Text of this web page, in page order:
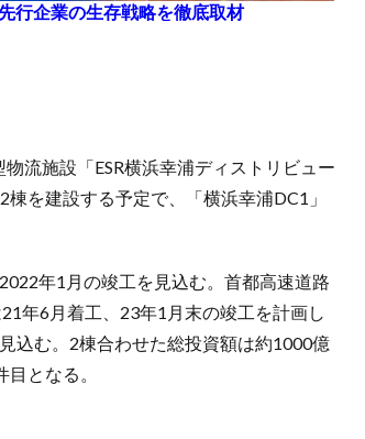
行企業の生存戦略を徹底取材
流施設「ESR横浜幸浦ディストリビュー
を建設する予定で、「横浜幸浦DC1」
年1月の竣工を見込む。首都高速道路
年6月着工、23年1月末の竣工を計画し
込む。2棟合わせた総投資額は約1000億
となる。